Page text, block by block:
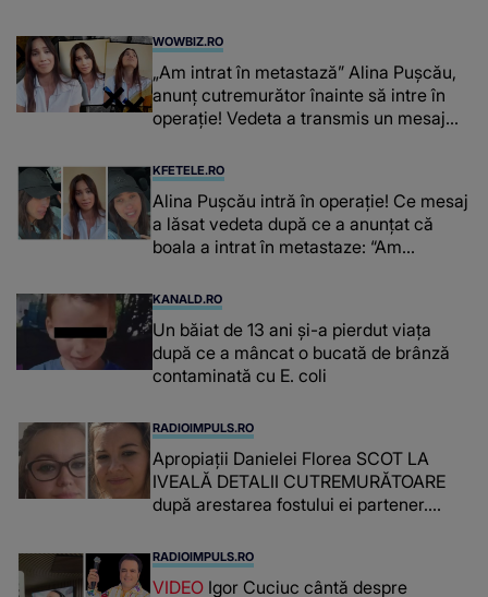
WOWBIZ.RO
„Am intrat în metastază” Alina Pușcău,
anunț cutremurător înainte să intre în
operație! Vedeta a transmis un mesaj
KFETELE.RO
Alina Pușcău intră în operație! Ce mesaj
a lăsat vedeta după ce a anunțat că
boala a intrat în metastaze: “Am
KANALD.RO
Un băiat de 13 ani și-a pierdut viața
după ce a mâncat o bucată de brânză
contaminată cu E. coli
RADIOIMPULS.RO
Apropiații Danielei Florea SCOT LA
IVEALĂ DETALII CUTREMURĂTOARE
după arestarea fostului ei partener.
românca ucisă în Italia și ascunsă în
lada unui pat: " Îmi pare rău că nu am
RADIOIMPULS.RO
VIDEO Igor Cuciuc cântă despre